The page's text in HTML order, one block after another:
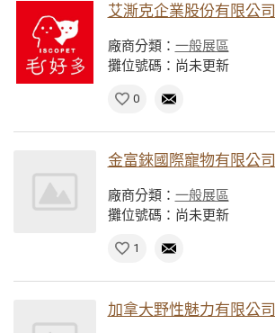
艾澌克企業股份有限公司
廠商分類： 一般展區
攤位號碼：尚未更新
0
金富錸國際寵物有限公司
廠商分類： 一般展區
攤位號碼：尚未更新
1
加拿大野性魅力有限公司